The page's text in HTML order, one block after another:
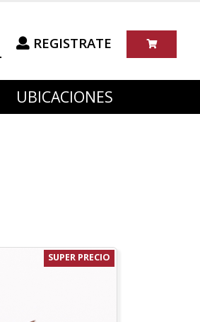
REGISTRATE
UBICACIONES
SUPER PRECIO